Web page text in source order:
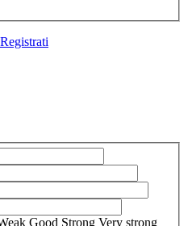
Good Strong Very strong